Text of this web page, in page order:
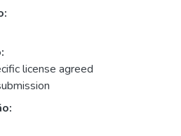
license agreed